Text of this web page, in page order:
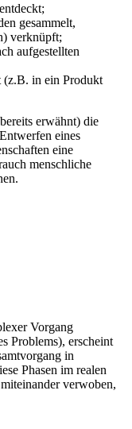
gesammelt,
verknüpft;
aufgestellten
(z.B. in ein Produkt
erwähnt) die
eines
eine
menschliche
Vorgang
Problems), erscheint
in
Phasen im realen
verwoben,